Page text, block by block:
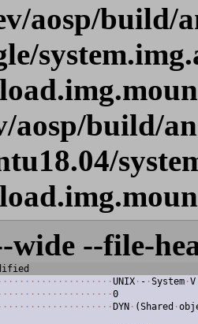
aosp/build/
aosp/build/
wide --file-
· · · · · · · · · · · · · · · · · · · · ·UNIX · - ·System ·V
· · · · · · · · · · · · · · · · · · · · ·0
· · · · · · · · · · · · · · · · · · · · · DYN · (Shared ·